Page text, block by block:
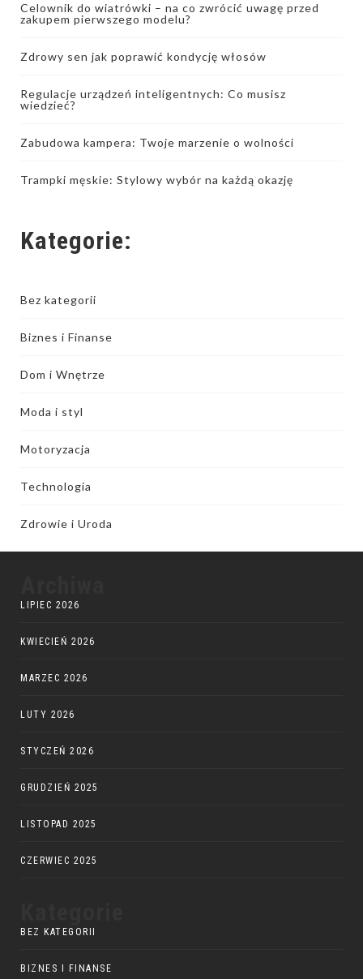
Celownik do wiatrówki – na co zwrócić uwagę przed
zakupem pierwszego modelu?
Zdrowy sen jak poprawić kondycję włosów
Regulacje urządzeń inteligentnych: Co musisz
wiedzieć?
Zabudowa kampera: Twoje marzenie o wolności
Trampki męskie: Stylowy wybór na każdą okazję
Kategorie:
Bez kategorii
Biznes i Finanse
Dom i Wnętrze
Moda i styl
Motoryzacja
Technologia
Zdrowie i Uroda
LIPIEC 2026
KWIECIEŃ 2026
MARZEC 2026
LUTY 2026
STYCZEŃ 2026
GRUDZIEŃ 2025
LISTOPAD 2025
CZERWIEC 2025
BEZ KATEGORII
BIZNES I FINANSE